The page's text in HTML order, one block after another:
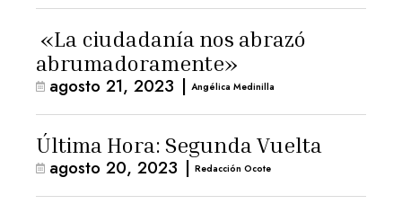
«La ciudadanía nos abrazó
abrumadoramente»
agosto 21, 2023 | Angélica Medinilla
Última Hora: Segunda Vuelta
agosto 20, 2023 | Redacción Ocote